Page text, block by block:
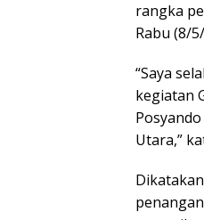
rangka
Rabu (8/
“Saya
kegiatan
Utara,”